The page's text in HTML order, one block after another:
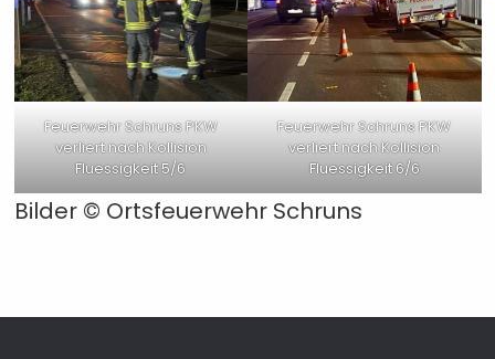
Feuerwehr Schruns PKW
verliert nach Kollision
Fluessigkeit 5/6
Feuerwehr Schruns PKW
verliert nach Kollision
Fluessigkeit 6/6
Bilder © Ortsfeuerwehr Schruns